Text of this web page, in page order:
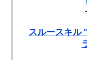
スルースキル